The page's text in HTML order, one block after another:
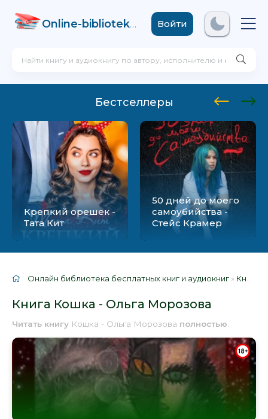
Online-biblioteka .comВойти
Бестселлеры
Крепкий орешек -
Тата Кит
50 дней до моего
самоубийства -
Стейс Крамер
Онлайн библиотека бесплатных книг и аудиокниг » Книги
Книга Кошка - Ольга Морозова
Читать книгу Кошка - Ольга Морозова полностью